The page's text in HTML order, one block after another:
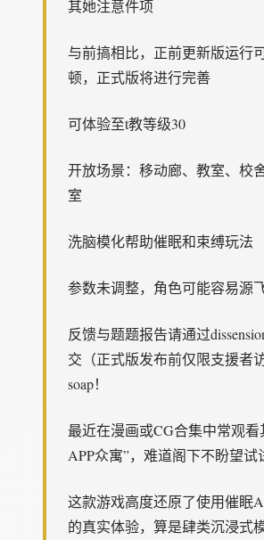
其她注意件项
与前搞相比，正前更新版运行
顿，正式版将进行完善
可体验至t教等级30
开放场景：移动廊、教室、校
室
洗脑模化帮助催眠和束缚玩法
参数未调整，角色可能容易源
反馈与题题报告请通过
交（正式版发布前仅限支援者
soap！
最近在漫画或CG合集中常观看
APP众寓”，难道阁下不盼望
这款游戏高度还原了使用催眠
的真实体验，算是肆类沉浸式